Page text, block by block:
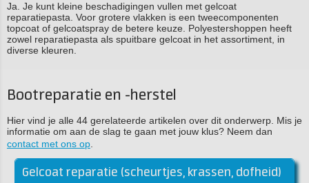
Ja. Je kunt kleine beschadigingen vullen met gelcoat
reparatiepasta. Voor grotere vlakken is een tweecomponenten
topcoat of gelcoatspray de betere keuze. Polyestershoppen heeft
zowel reparatiepasta als spuitbare gelcoat in het assortiment, in
diverse kleuren.
Bootreparatie en -herstel
Hier vind je alle 44 gerelateerde artikelen over dit onderwerp. Mis je
informatie om aan de slag te gaan met jouw klus? Neem dan
contact met ons op
Gelcoat reparatie (scheurtjes, krassen, dofheid)